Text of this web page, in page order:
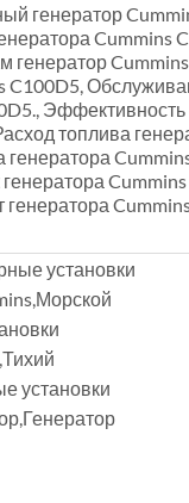
генератор
Cummins
генератор
топлива
установки
установки